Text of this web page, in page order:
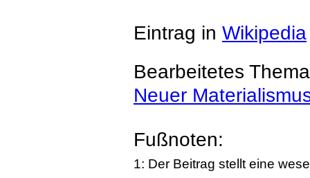
Eintrag in Wikipedia
Bearbeitetes
Neuer
Fußnoten:
1: Der Beitrag stellt eine